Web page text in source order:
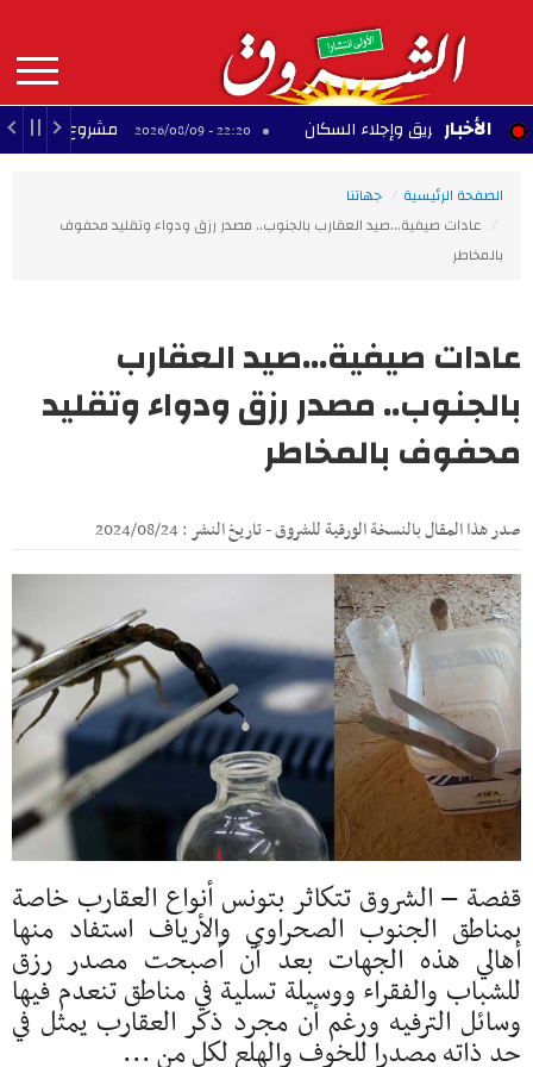
contenu
principal
MAIN
NAVIGATION الأخبار
حريق وإجلاء السكان 22:20 - 2026/08/09 مشروع تجاري متوقف
الصفحة الرئيسية
جهاتنا
عادات صيفية...صيد العقارب بالجنوب.. مصدر رزق ودواء وتقليد محفوف
بالمخاطر
عادات صيفية...صيد العقارب
بالجنوب.. مصدر رزق ودواء وتقليد
محفوف بالمخاطر
صدر هذا المقال بالنسخة الورقية للشروق - تاريخ النشر : 2024/08/24
قفصة – الشروق تتكاثر بتونس أنواع العقارب خاصة
بمناطق الجنوب الصحراوي والأرياف استفاد منها
أهالي هذه الجهات بعد أن أصبحت مصدر رزق
للشباب والفقراء ووسيلة تسلية في مناطق تنعدم فيها
وسائل الترفيه ورغم أن مجرد ذكر العقارب يمثل في
حد ذاته مصدرا للخوف والهلع لكل من ...